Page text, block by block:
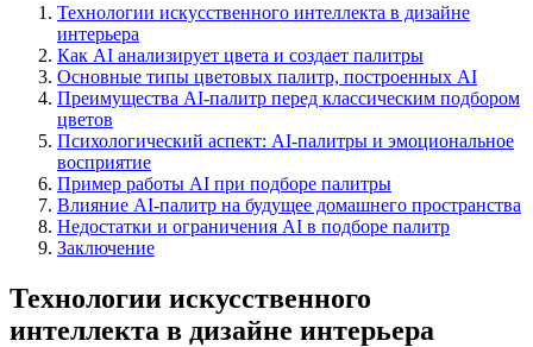
Технологии искусственного интеллекта в дизайне
интерьера
Как AI анализирует цвета и создает палитры
Основные типы цветовых палитр, построенных AI
Преимущества AI-палитр перед классическим подбором
цветов
Психологический аспект: AI-палитры и эмоциональное
восприятие
Пример работы AI при подборе палитры
Влияние AI-палитр на будущее домашнего пространства
Недостатки и ограничения AI в подборе палитр
Заключение
Технологии искусственного
интеллекта в дизайне интерьера